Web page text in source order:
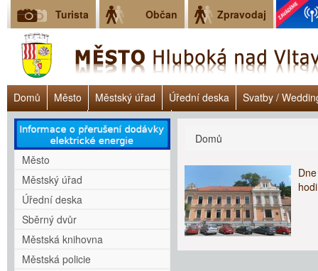
Turista Občan Zpravodaj
Domů Město Městský úřad Úřední deska
Svatby /
Úřad práce ČR
Lokalita Janoch Dluhové poradenství - Clověk
Město
Městský úřad
Úřední deska
Sběrný dvůr
Městská knihovna
Městská policie
Jste zde
Domů